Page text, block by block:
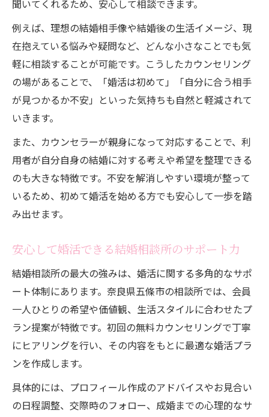
聞いてくれるため、安心して相談できます。
例えば、理想の結婚相手像や結婚後の生活イメージ、現
在抱えている悩みや疑問など、どんな小さなことでも気
軽に相談することが可能です。こうしたカウンセリング
の場があることで、「婚活は初めて」「自分に合う相手
が見つかるか不安」といった気持ちも自然と軽減されて
いきます。
また、カウンセラーが親身になって対応することで、利
用者が自分自身の結婚に対する考えや希望を整理できる
のも大きな特徴です。不安を解消しやすい環境が整って
いるため、初めて婚活を始める方でも安心して一歩を踏
み出せます。
安心して婚活できる結婚相談所のサポート力
結婚相談所の最大の強みは、婚活に関する多角的なサポ
ート体制にあります。奈良県五條市の相談所では、会員
一人ひとりの希望や価値観、生活スタイルに合わせたプ
ラン提案が特徴です。初回の無料カウンセリングで丁寧
にヒアリングを行い、その内容をもとに最適な婚活プラ
ンを作成します。
具体的には、プロフィール作成のアドバイスやお見合い
の日程調整、交際時のフォロー、成婚までの心理的なサ